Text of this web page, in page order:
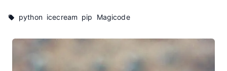
python icecream pip Magicode